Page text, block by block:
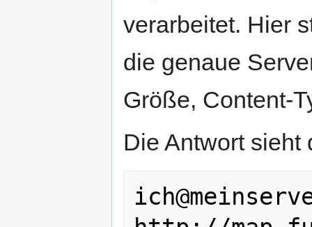
verarbeitet. Hier
die genaue
Größe, Content-
Die Antwort sieht